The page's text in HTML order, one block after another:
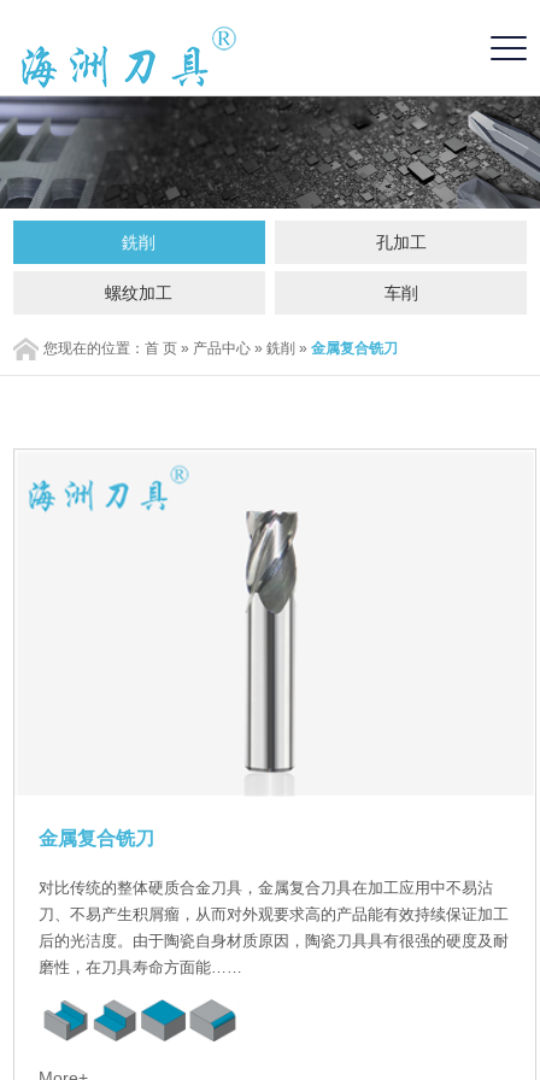
銑削 孔加工
螺纹加工 车削
您现在的位置：首 页 » 产品中心 »銑削 »金属复合铣刀
金属复合铣刀
对比传统的整体硬质合金刀具，金属复合刀具在加工应用中不易沾
刀、不易产生积屑瘤，从而对外观要求高的产品能有效持续保证加工
后的光洁度。由于陶瓷自身材质原因，陶瓷刀具具有很强的硬度及耐
磨性，在刀具寿命方面能……